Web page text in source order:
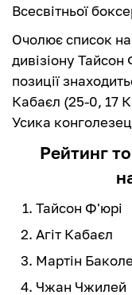
Всесвітньої
Очолює список
дивізіону
позиції
Кабаєл (25-0, 17
Усика
Рейтинг
Тайсон Ф'юрі
Агіт Кабаєл
Мартін Баколе
Чжан Чжилей